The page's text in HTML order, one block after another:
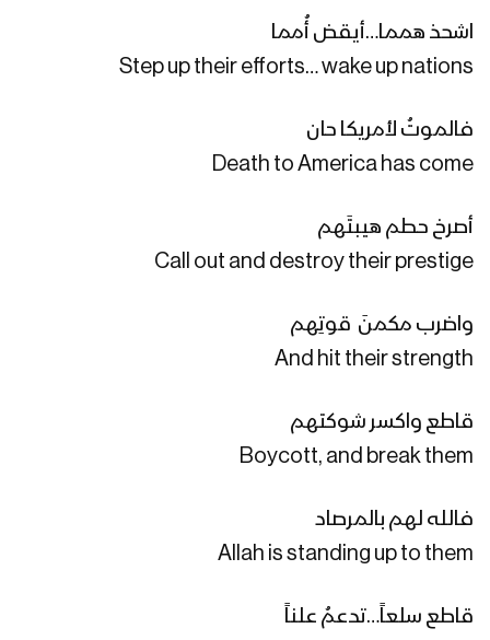
الشعار صوت الأمة – القول السديد 1444هـ
محور جيزان بمناسبة الذكرى السنوية
للصرخة – 1444هـ
محور البقع بمناسبة الذكرى السنوية
للصرخة – 1444هـ
مأرب – رسائل المجاهدين المرابطين في
جبهتي الفلج والعكد بمناسبة الذكرى
السنوية للصرخة – 1444هـ
مونتاج زامل | مبدأ البراءة – عيسى الليث
1444هـ
هو العنوان – القول السديد 1444هـ
اشحذ همما…أيقض أُمما
Step up their efforts… wake up nations
فالموتُ لأمريكا حان
Death to America has come
أصرخ حطم هيبتَهم
Call out and destroy their prestige
واضرب مكمنَ قوتِهم
And hit their strength
قاطع واكسر شوكتهم
Boycott, and break them
فالله لهم بالمرصاد
Allah is standing up to them
قاطع سلعاً…تدعمُ علناً